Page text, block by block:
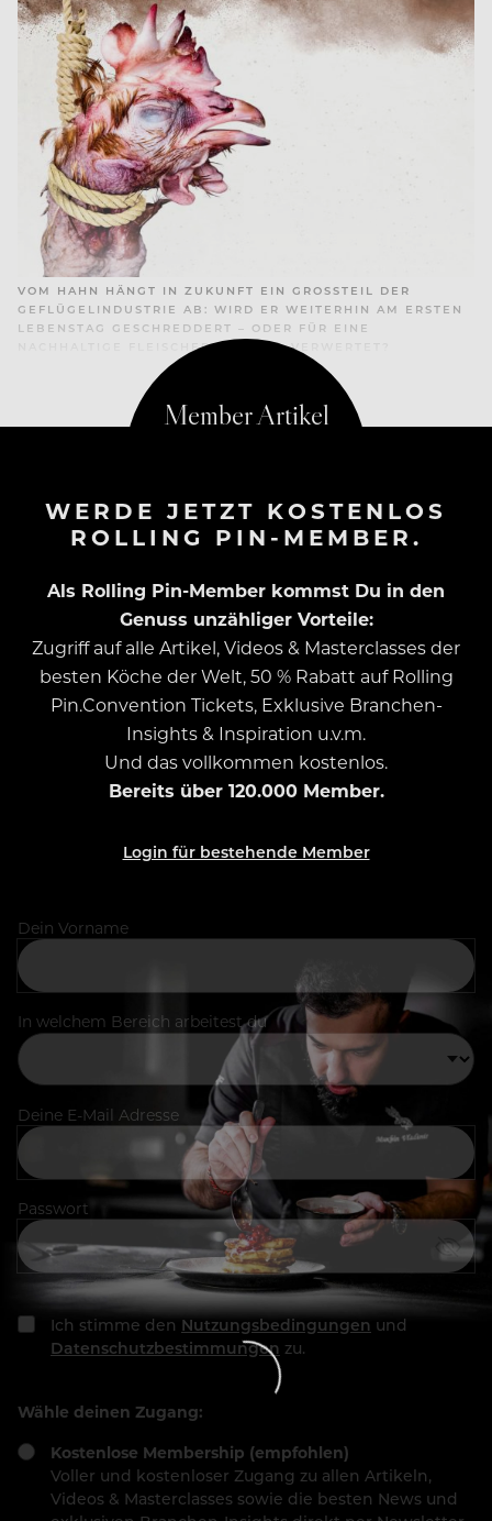
VOM HAHN HÄNGT IN ZUKUNFT EIN GROSSTEIL DER G
EFLÜGELINDUSTRIE AB: WIRD ER WEITERHIN AM ERSTEN L
EBENSTAG GESCHREDDERT – ODER FÜR EINE N
ACHHALTIGE FLEISCHERZEUGUNG VERWERTET?
WERDE JETZT KOSTENLOS
ROLLING PIN-MEMBER.
Als Rolling Pin-Member kommst Du in den
Genuss unzähliger Vorteile:
Zugriff auf alle Artikel, Videos & Masterclasses der
besten Köche der Welt, 50 % Rabatt auf Rolling
Pin.Convention Tickets, Exklusive Branchen-
Insights & Inspiration u.v.m.
Und das vollkommen kostenlos.
Bereits über 120.000 Member.
Login für bestehende Member
Dein Vorname
In welchem Bereich arbeitest du
Deine E-Mail Adresse
Passwort
Ich stimme den Nutzungsbedingungen und
Datenschutzbestimmungen zu.
Wähle deinen Zugang:
Kostenlose Membership (empfohlen)
Voller und kostenloser Zugang zu allen Artikeln,
Videos & Masterclasses sowie die besten News und